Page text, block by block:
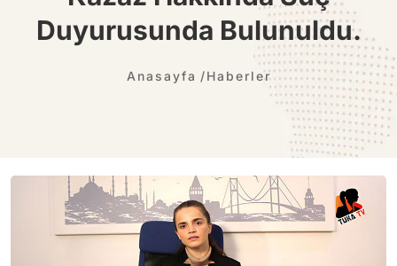
Duyurusunda Bulunuldu.
Anasayfa Haberler